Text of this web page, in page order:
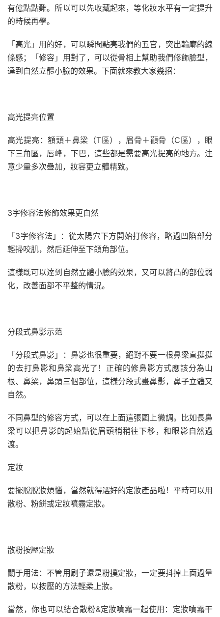
有億點點難。所以可以先收藏起來，等化妝水平有一定提升
的時候再學。
「高光」用的好，可以瞬間點亮我們的五官，突出輪廓的線
條感；「修容」用對了，可以從骨相上幫助我們修飾臉型，
達到自然立體小臉的效果。下面就來教大家幾招：
高光提亮位置
高光提亮：額頭＋鼻梁（T區），眉骨＋顴骨（C區），眼
下三角區，唇峰，下巴，這些都是需要高光提亮的地方。注
意少量多次疊加，妝容更立體精致。
3字修容法修飾效果更自然
「3字修容法」：從太陽穴下方開始打修容，略過凹陷部分
輕掃咬肌，然后延伸至下頜角部位。
這樣既可以達到自然立體小臉的效果，又可以將凸的部位弱
化，改善面部不平整的情況。
分段式鼻影示范
「分段式鼻影」：鼻影也很重要，絕對不要一根鼻梁直挺挺
的去打鼻影和鼻梁高光了！正確的修鼻影方式應該分為山
根、鼻梁，鼻頭三個部位，這樣分段式畫鼻影，鼻子立體又
自然。
不同鼻型的修容方式，可以在上面這張圖上微調。比如長鼻
梁可以把鼻影的起始點從眉頭稍稍往下移，和眼影自然過
渡。
定妝
要擺脫脫妝煩惱，當然就得選好的定妝產品啦！平時可以用
散粉、粉餅或定妝噴霧定妝。
散粉按壓定妝
關于用法：不管用刷子還是粉撲定妝，一定要抖掉上面過量
散粉，以按壓的方法輕柔上妝。
當然，你也可以結合散粉&定妝噴霧一起使用：定妝噴霧干